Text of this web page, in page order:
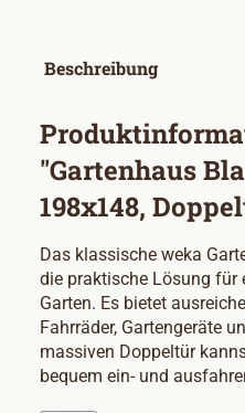
Beschreibung
"Gartenhaus
198x148,
Das klassische weka
die praktische Lösung für
Garten. Es bietet
Fahrräder, Gartengeräte
massiven Doppeltür
bequem ein- und